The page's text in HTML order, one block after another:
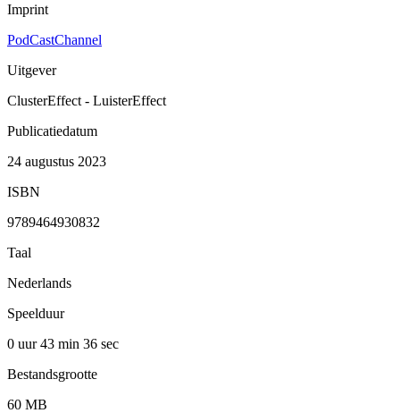
Imprint
PodCastChannel
Uitgever
ClusterEffect - LuisterEffect
Publicatiedatum
24 augustus 2023
ISBN
9789464930832
Taal
Nederlands
Speelduur
0 uur 43 min 36 sec
Bestandsgrootte
60 MB